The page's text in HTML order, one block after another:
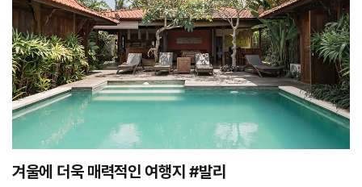
겨울에 더욱 매력적인 여행지 #발리